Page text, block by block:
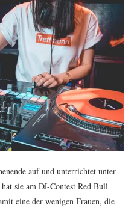
auf und unterrichtet unter
sie am DJ-Contest Red Bull
eine der wenigen Frauen, die